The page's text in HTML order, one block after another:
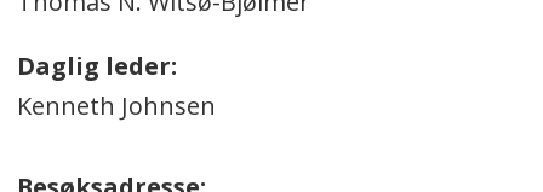
Daglig leder:
Kenneth Johnsen